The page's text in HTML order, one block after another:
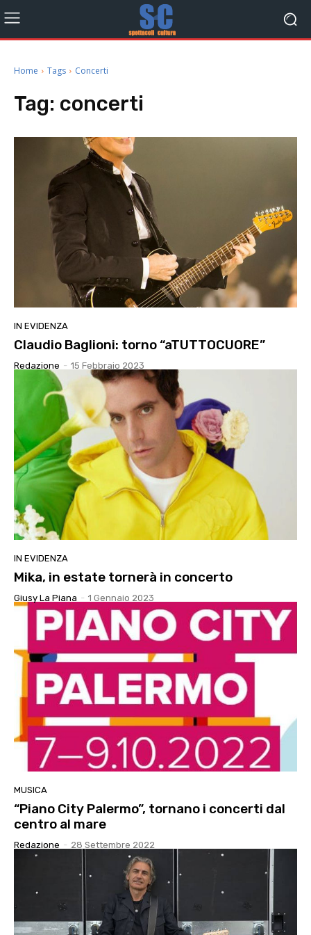
Home Tags Concerti
Tag: concerti
IN EVIDENZA
Claudio Baglioni: torno “aTUTTOCUORE”
Redazione - 15 Febbraio 2023
IN EVIDENZA
Mika, in estate tornerà in concerto
Giusy La Piana - 1 Gennaio 2023
MUSICA
“Piano City Palermo”, tornano i concerti dal
centro al mare
Redazione - 28 Settembre 2022